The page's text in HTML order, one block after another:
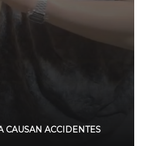
CAUSAN ACCIDENTES